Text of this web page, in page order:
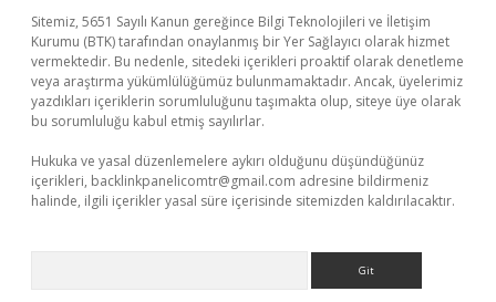
Sitemiz, 5651 Sayılı Kanun gereğince Bilgi Teknolojileri ve İletişim
Kurumu (BTK) tarafından onaylanmış bir Yer Sağlayıcı olarak hizmet
vermektedir. Bu nedenle, sitedeki içerikleri proaktif olarak denetleme
veya araştırma yükümlülüğümüz bulunmamaktadır. Ancak, üyelerimiz
yazdıkları içeriklerin sorumluluğunu taşımakta olup, siteye üye olarak
bu sorumluluğu kabul etmiş sayılırlar.
Hukuka ve yasal düzenlemelere aykırı olduğunu düşündüğünüz
içerikleri, backlinkpanelicomtr@gmail.com adresine bildirmeniz
halinde, ilgili içerikler yasal süre içerisinde sitemizden kaldırılacaktır.